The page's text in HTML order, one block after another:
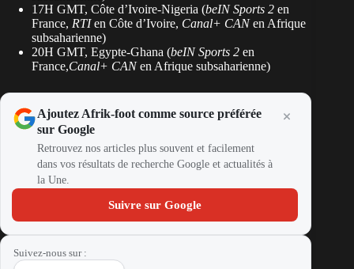
17H GMT, Côte d’Ivoire-Nigeria (beIN Sports 2 en
France, RTIen Côte d’Ivoire, Canal+ CANen Afrique
subsaharienne)
20H GMT, Egypte-Ghana (beIN Sports 2 en
France,Canal+ CANen Afrique subsaharienne)
Ajoutez Afrik-foot comme source préférée
sur Google
Retrouvez nos articles plus souvent et facilement
dans vos résultats de recherche Google et actualités à
la Une.
Suivre sur Google
Suivez-nous sur :